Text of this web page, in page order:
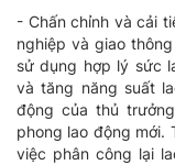
- Chấn chỉnh và cải
nghiệp và giao
sử dụng hợp lý sức
và tăng năng suất
động của thủ
phong lao động
việc phân công lại